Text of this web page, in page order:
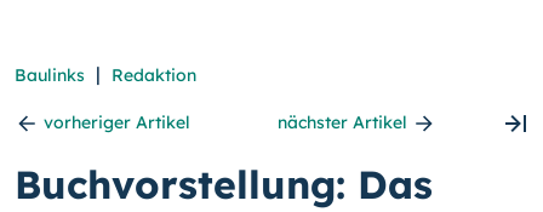
Baulinks | Redaktion
vorheriger Artikel nächster Artikel
Buchvorstellung: Das